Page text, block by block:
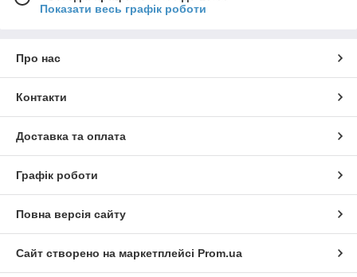
Показати весь графік роботи
Про нас
Контакти
Доставка та оплата
Графік роботи
Повна версія сайту
Сайт створено на маркетплейсі Prom.ua